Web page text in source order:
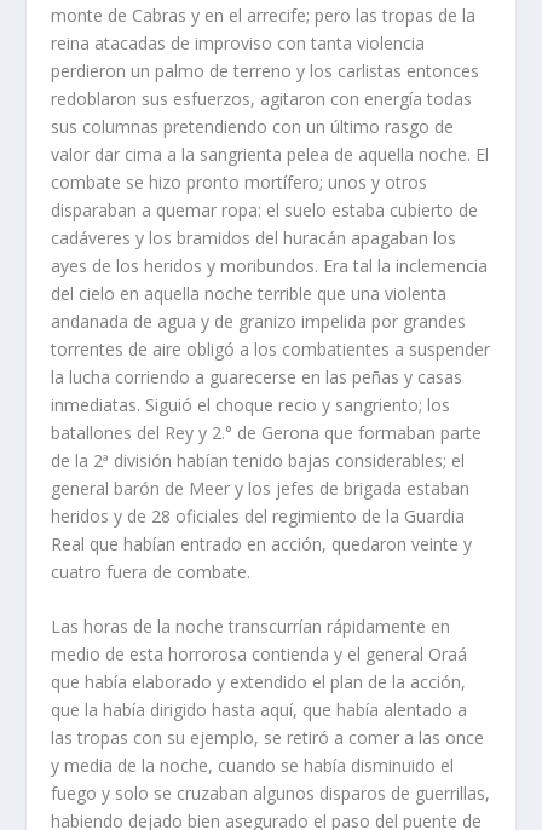
monte de Cabras y en el arrecife; pero las tropas de la
reina atacadas de improviso con tanta violencia
perdieron un palmo de terreno y los carlistas entonces
redoblaron sus esfuerzos, agitaron con energí­a todas
sus columnas pretendiendo con un último rasgo de
valor dar cima a la sangrienta pelea de aquella noche. El
combate se hizo pronto mortí­fero; unos y otros
disparaban a quemar ropa: el suelo estaba cubierto de
cadáveres y los bramidos del huracán apagaban los
ayes de los heridos y moribundos. Era tal la inclemencia
del cielo en aquella noche terrible que una violenta
andanada de agua y de granizo impelida por grandes
torrentes de aire obligó a los combatientes a suspender
la lucha corriendo a guarecerse en las peñas y casas
inmediatas. Siguió el choque recio y sangriento; los
batallones del Rey y 2.° de Gerona que formaban parte
de la 2ª división habí­an tenido bajas considerables; el
general barón de Meer y los jefes de brigada estaban
heridos y de 28 oficiales del regimiento de la Guardia
Real que habí­an entrado en acción, quedaron veinte y
cuatro fuera de combate.
Las horas de la noche transcurrí­an rápidamente en
medio de esta horrorosa contienda y el general Oraá
que habí­a elaborado y extendido el plan de la acción,
que la habí­a dirigido hasta aquí­, que habí­a alentado a
las tropas con su ejemplo, se retiró a comer a las once
y media de la noche, cuando se habí­a disminuido el
fuego y solo se cruzaban algunos disparos de guerrillas,
habiendo dejado bien asegurado el paso del puente de